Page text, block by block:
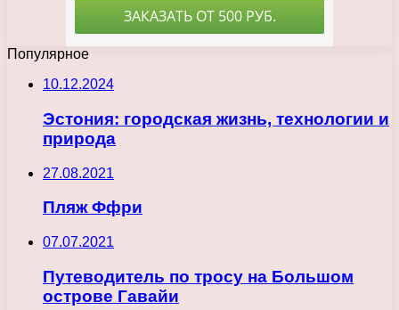
Популярное
10.12.2024
Эстония: городская жизнь, технологии и
природа
27.08.2021
Пляж Ффри
07.07.2021
Путеводитель по тросу на Большом
острове Гавайи